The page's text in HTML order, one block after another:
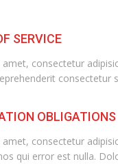
SERVICE
consectetur
consectetur
OBLIGATIONS
consectetur
qui error est nulla.